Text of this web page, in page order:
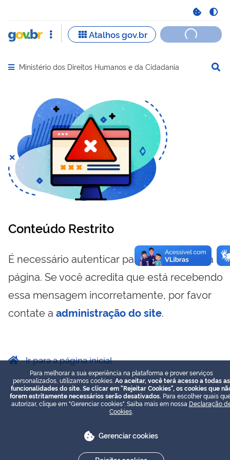
Abrir menu principal de navegação
Ministério dos Direitos Humanos e da Cidadania
Conteúdo Restrito
É necessário autenticar para visualizar essa
página. Se você acredita que está recebendo
essa mensagem incorretamente, por favor
contate a administração do site.
Ir para a página inicial
Para melhorar a sua experiência na plataforma e prover serviços
personalizados, utilizamos cookies. Ao aceitar, você terá acesso a todas as
funcionalidades do site. Se clicar em "Rejeitar Cookies", os cookies que
forem estritamente necessários serão desativados. Para escolher quais
autorizar, clique em "Gerenciar cookies". Saiba mais em nossa Declaração
Cookies
Gerenciar cookies